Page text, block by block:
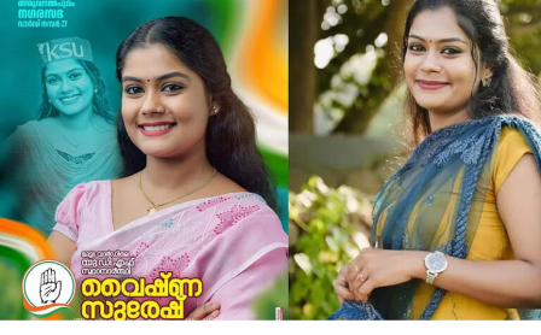
അന്തിമ ചിത്രം കൂടുതല്‍ യാഥാര്‍ഥ്യത്തോടും
കൃത്യതയോടും കൂടി ലഭ്യമാക്കും. നാനോ ബനാന 2
ജെമിനി 3 പ്രോ ഇമേജ് മോഡലിലാണ്
പ്രവര്‍ത്തിക്കുന്നത്.
പ്രശസ്തരുടേതടക്കം ഉയര്‍ന്ന കൃത്യതയുള്ള
ചിത്രങ്ങള്‍ സൃഷ്ടിക്കാനും വ്യത്യസ്ത
പശ്ചാത്തലങ്ങളില്‍ ക്രിയേറ്റീവ് പ്രോംപ്റ്റുകള്‍
ഉപയോഗിച്ച് അവയെ ഇഷ്ടാനുസൃതമാക്കാനും നാനോ
ബനാന 2 സഹായിക്കുന്നുവെന്നാണ് റിപ്പോര്‍ട്ടുകള്‍.
ഉപയോക്താക്കളുടെ ചിത്രങ്ങള്‍ എഡിറ്റ് ചെയ്യാനായി
‘എഡിറ്റ് വിത്ത് ജെമിനി’ എന്ന ഫീച്ചറും ലഭ്യമാകും.